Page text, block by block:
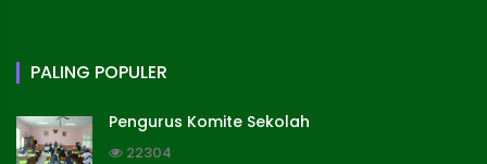
PALING POPULER
Pengurus Komite Sekolah
22304